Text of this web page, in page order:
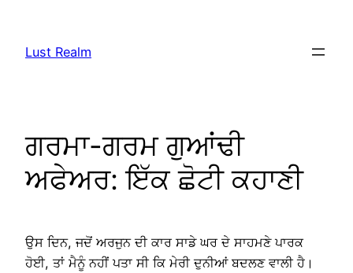
content
Lust Realm
ਗਰਮਾ-ਗਰਮ ਗੁਆਂਢੀ
ਅਫੇਅਰ: ਇੱਕ ਛੋਟੀ ਕਹਾਣੀ
ਉਸ ਦਿਨ, ਜਦੋਂ ਅਰਜੁਨ ਦੀ ਕਾਰ ਸਾਡੇ ਘਰ ਦੇ ਸਾਹਮਣੇ ਪਾਰਕ
ਹੋਈ, ਤਾਂ ਮੈਨੂੰ ਨਹੀਂ ਪਤਾ ਸੀ ਕਿ ਮੇਰੀ ਦੁਨੀਆਂ ਬਦਲਣ ਵਾਲੀ ਹੈ।